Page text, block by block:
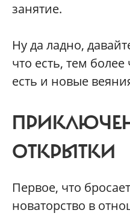
занятие.
Ну да ладно,
что есть, тем
есть и новые
ОТКРЫТКИ
Первое, что
новаторство в